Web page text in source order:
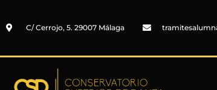
C/ Cerrojo, 5. 29007 Málaga